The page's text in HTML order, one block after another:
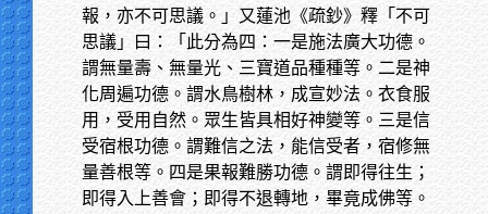
報，亦不可思議。」又蓮池《疏鈔》釋「不可
思議」曰：「此分為四：一是施法廣大功德。
謂無量壽、無量光、三寶道品種種等。二是神
化周遍功德。謂水鳥樹林，成宣妙法。衣食服
用，受用自然。眾生皆具相好神變等。三是信
受宿根功德。謂難信之法，能信受者，宿修無
量善根等。四是果報難勝功德。謂即得往生；
即得入上善會；即得不退轉地，畢竟成佛等。